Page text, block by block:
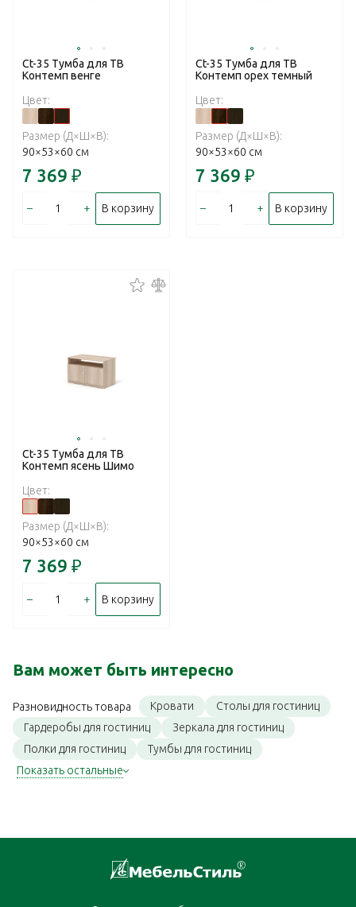
Ct-35 Тумба для ТВ
Контемп венге
Цвет:
Размер (Д×Ш×В):
90×53×60 см
7 369 ₽
– + В корзину
Ct-35 Тумба для ТВ
Контемп орех темный
Цвет:
Размер (Д×Ш×В):
90×53×60 см
7 369 ₽
– + В корзину
Ct-35 Тумба для ТВ
Контемп ясень Шимо
Цвет:
Размер (Д×Ш×В):
90×53×60 см
7 369 ₽
– + В корзину
Вам может быть интересно
Разновидность товара Кровати
Столы для гостиниц
Гардеробы для гостиниц
Зеркала для гостиниц
Полки для гостиниц
Тумбы для гостиниц
Показать остальные